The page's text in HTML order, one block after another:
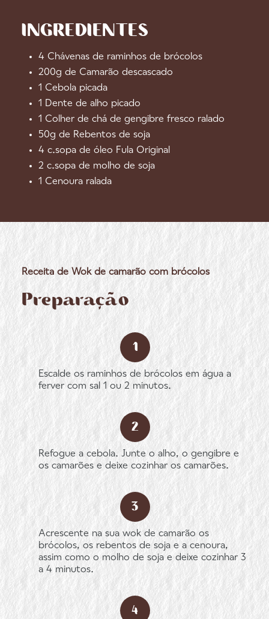
Receita de Wok de camarão com brócolos
Preparação
Escalde os raminhos de brócolos em água a
ferver com sal 1 ou 2 minutos.
Refogue a cebola. Junte o alho, o gengibre e
os camarões e deixe cozinhar os camarões.
Acrescente na sua wok de camarão os
brócolos, os rebentos de soja e a cenoura,
assim como o molho de soja e deixe cozinhar 3
a 4 minutos.
INGREDIENTES
4 Chávenas de raminhos de brócolos
200g de Camarão descascado
1 Cebola picada
1 Dente de alho picado
1 Colher de chá de gengibre fresco ralado
50g de Rebentos de soja
4 c.sopa de óleo Fula Original
2 c.sopa de molho de soja
1 Cenoura ralada